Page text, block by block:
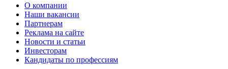
О компании
Наши вакансии
Партнерам
Реклама на сайте
Новости и статьи
Инвесторам
Кандидаты по профессиям